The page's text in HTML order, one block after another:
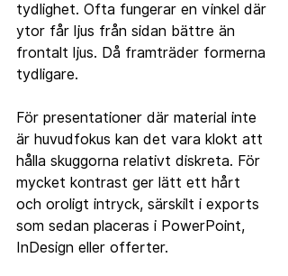
tydlighet. Ofta fungerar en vinkel där
ytor får ljus från sidan bättre än
frontalt ljus. Då framträder formerna
tydligare.
För presentationer där material inte
är huvudfokus kan det vara klokt att
hålla skuggorna relativt diskreta. För
mycket kontrast ger lätt ett hårt
och oroligt intryck, särskilt i exports
som sedan placeras i PowerPoint,
InDesign eller offerter.